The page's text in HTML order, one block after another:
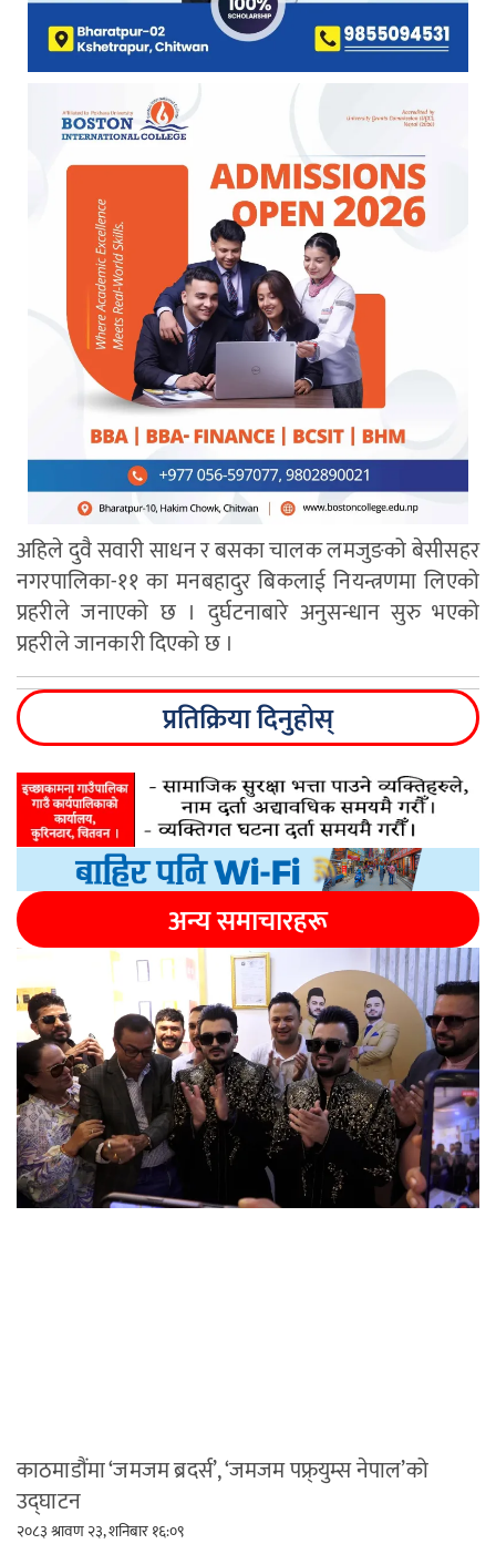
अहिले दुवै सवारी साधन र बसका चालक लमजुङको बेसीसहर
नगरपालिका-११ का मनबहादुर बिकलाई नियन्त्रणमा लिएको
प्रहरीले जनाएको छ । दुर्घटनाबारे अनुसन्धान सुरु भएको
प्रहरीले जानकारी दिएको छ ।
प्रतिक्रिया दिनुहोस्
अन्य समाचारहरू
काठमाडौंमा ‘जमजम ब्रदर्स’, ‘जमजम पफ्र्युम्स नेपाल’को
उद्घाटन
२०८३ श्रावण २३, शनिबार १६:०९